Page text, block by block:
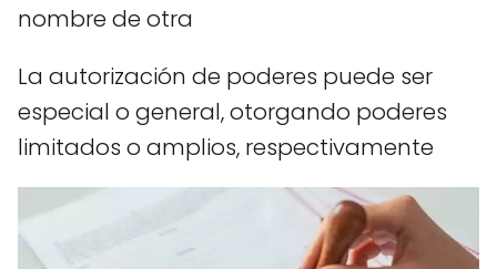
nombre de otra
La autorización de poderes puede ser
especial o general, otorgando poderes
limitados o amplios, respectivamente